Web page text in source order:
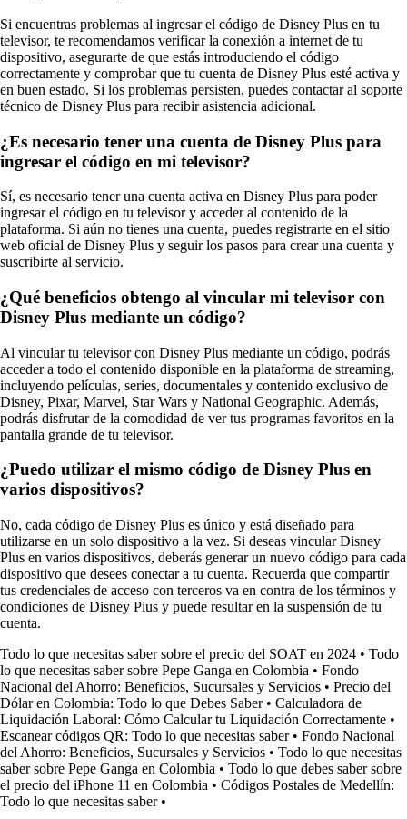
Si encuentras problemas al ingresar el código de Disney Plus en tu
televisor, te recomendamos verificar la conexión a internet de tu
dispositivo, asegurarte de que estás introduciendo el código
correctamente y comprobar que tu cuenta de Disney Plus esté activa y
en buen estado. Si los problemas persisten, puedes contactar al soporte
técnico de Disney Plus para recibir asistencia adicional.
¿Es necesario tener una cuenta de Disney Plus para
ingresar el código en mi televisor?
Sí, es necesario tener una cuenta activa en Disney Plus para poder
ingresar el código en tu televisor y acceder al contenido de la
plataforma. Si aún no tienes una cuenta, puedes registrarte en el sitio
web oficial de Disney Plus y seguir los pasos para crear una cuenta y
suscribirte al servicio.
¿Qué beneficios obtengo al vincular mi televisor con
Disney Plus mediante un código?
Al vincular tu televisor con Disney Plus mediante un código, podrás
acceder a todo el contenido disponible en la plataforma de streaming,
incluyendo películas, series, documentales y contenido exclusivo de
Disney, Pixar, Marvel, Star Wars y National Geographic. Además,
podrás disfrutar de la comodidad de ver tus programas favoritos en la
pantalla grande de tu televisor.
¿Puedo utilizar el mismo código de Disney Plus en
varios dispositivos?
No, cada código de Disney Plus es único y está diseñado para
utilizarse en un solo dispositivo a la vez. Si deseas vincular Disney
Plus en varios dispositivos, deberás generar un nuevo código para cada
dispositivo que desees conectar a tu cuenta. Recuerda que compartir
tus credenciales de acceso con terceros va en contra de los términos y
condiciones de Disney Plus y puede resultar en la suspensión de tu
cuenta.
Todo lo que necesitas saber sobre el precio del SOAT en 2024 • Todo
lo que necesitas saber sobre Pepe Ganga en Colombia • Fondo
Nacional del Ahorro: Beneficios, Sucursales y Servicios • Precio del
Dólar en Colombia: Todo lo que Debes Saber• Calculadora de
Liquidación Laboral: Cómo Calcular tu Liquidación Correctamente •
Escanear códigos QR: Todo lo que necesitas saber• Fondo Nacional
del Ahorro: Beneficios, Sucursales y Servicios • Todo lo que necesitas
saber sobre Pepe Ganga en Colombia • Todo lo que debes saber sobre
el precio del iPhone 11 en Colombia • Códigos Postales de Medellín:
Todo lo que necesitas saber•